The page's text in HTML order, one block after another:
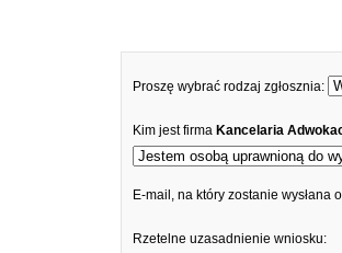
Proszę wybrać rodzaj zgłosznia:
Kim jest firma Kancelaria
E-mail, na który zostanie wysłana
Rzetelne uzasadnienie wniosku: